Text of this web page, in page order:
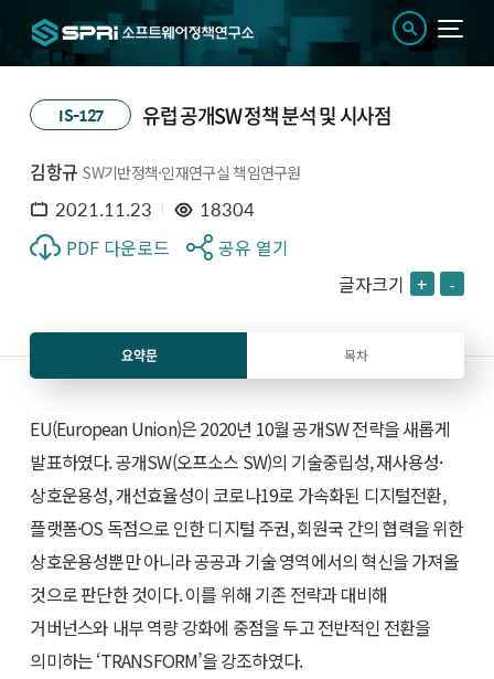
IS-127 유럽 공개SW 정책 분석 및 시사점
김항규 SW기반정책·인재연구실 책임연구원
2021.11.23 18304
PDF 다운로드
공유 열기
글자크기 + -
요약문 목차
EU(European Union)은 2020년 10월 공개SW 전략을 새롭게
발표하였다. 공개SW(오프소스 SW)의 기술중립성, 재사용성·
상호운용성, 개선효율성이 코로나19로 가속화된 디지털전환,
플랫폼·OS 독점으로 인한 디지털 주권, 회원국 간의 협력을 위한
상호운용성뿐만 아니라 공공과 기술 영역에서의 혁신을 가져올
것으로 판단한 것이다. 이를 위해 기존 전략과 대비해
거버넌스와 내부 역량 강화에 중점을 두고 전반적인 전환을
의미하는 ‘TRANSFORM’을 강조하였다.